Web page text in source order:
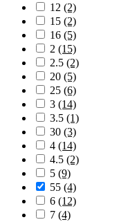
12 (2)
15 (2)
16 (5)
2 (15)
2.5 (2)
20 (5)
25 (6)
3 (14)
3.5 (1)
30 (3)
4 (14)
4.5 (2)
5 (9)
55 (4)
6 (12)
7 (4)